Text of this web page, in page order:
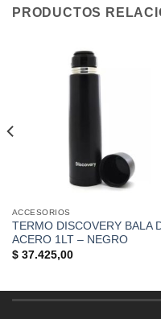
PRODUCTOS
ACCESORIOS
TERMO DISCOVERY BALA
ACERO 1LT – NEGRO
$37.425,00